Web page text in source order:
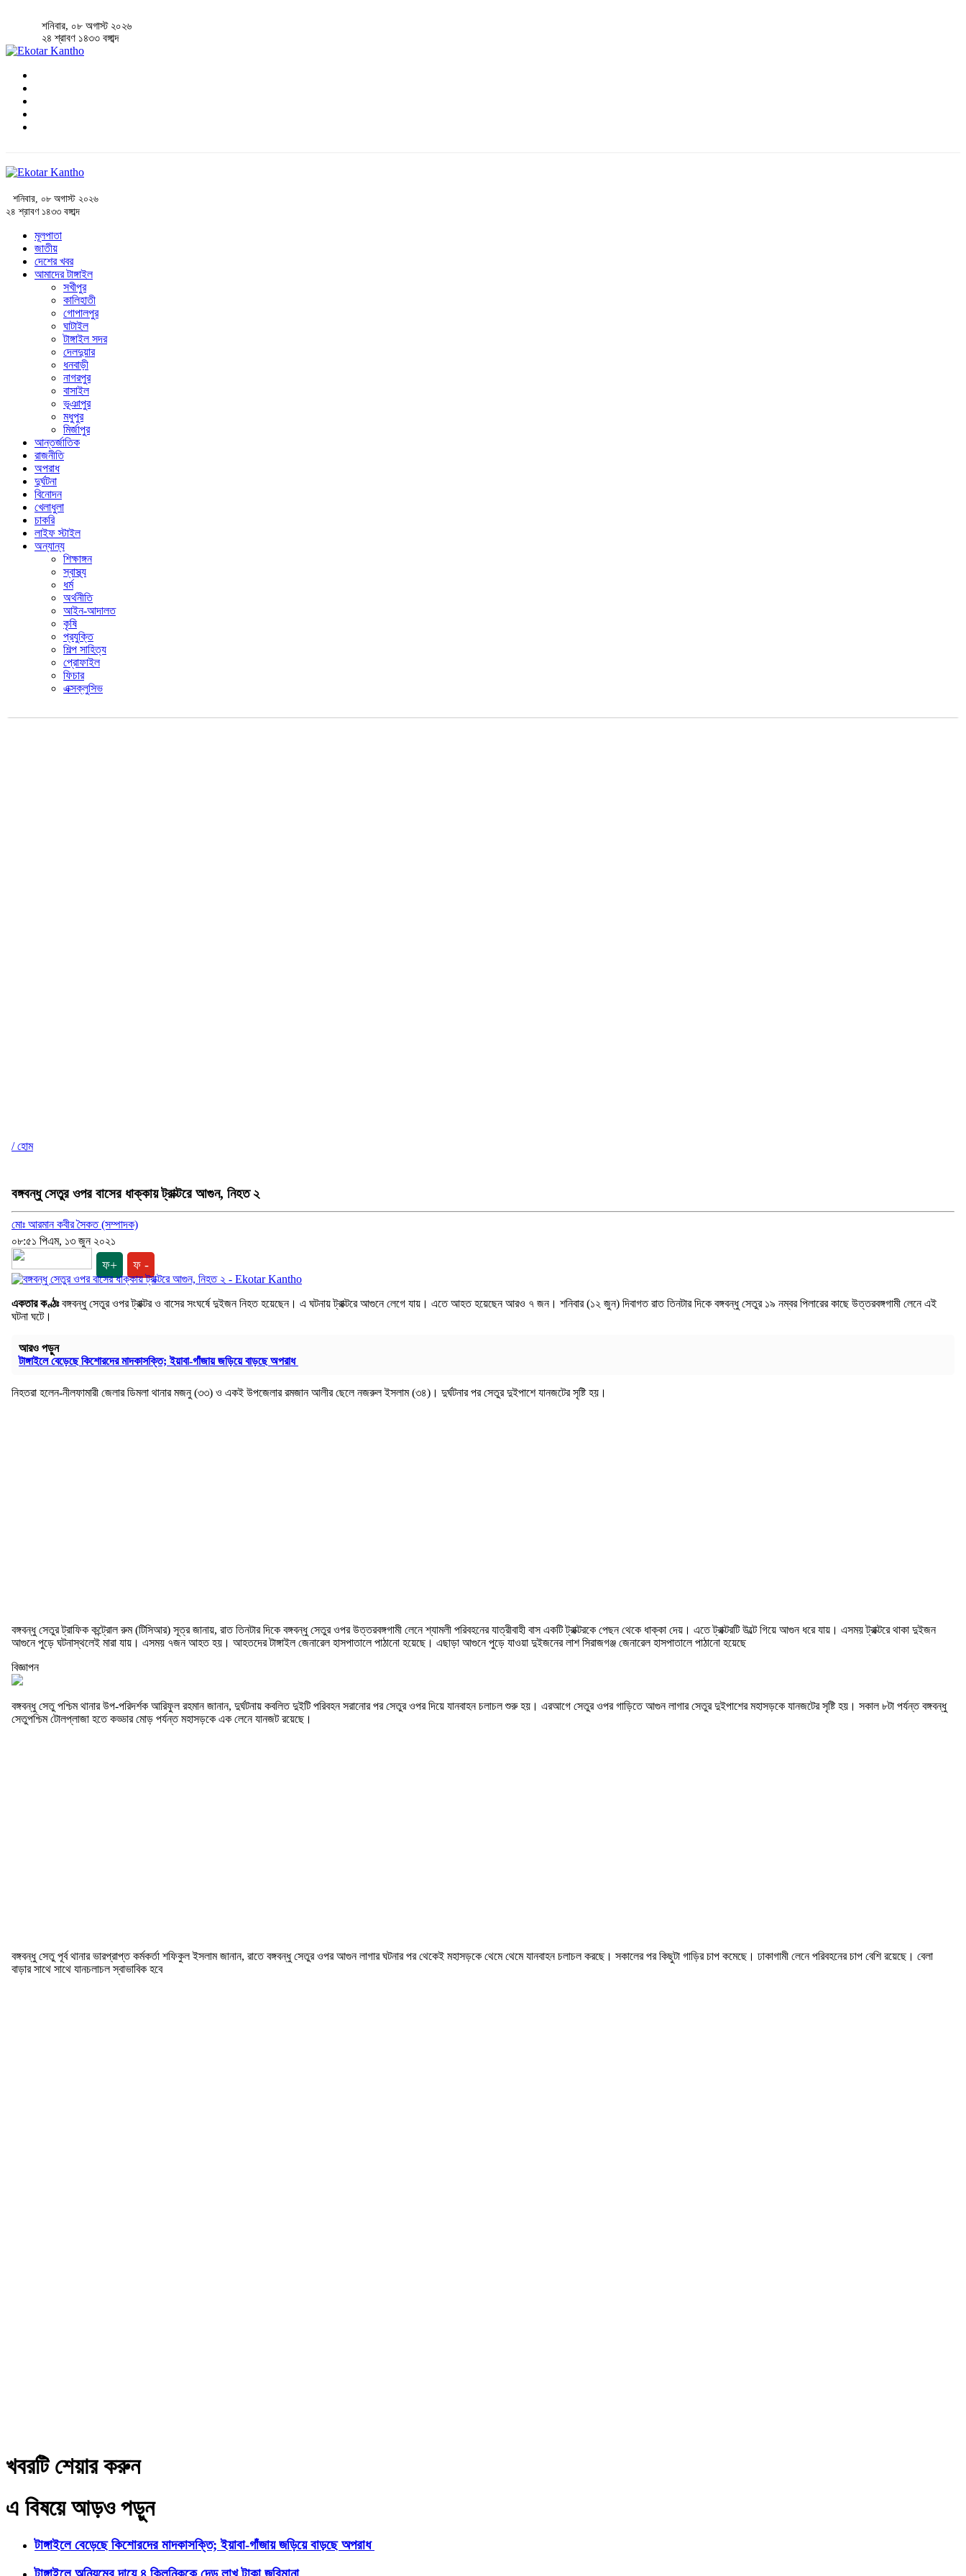
শনিবার, ০৮ অগাস্ট ২০২৬
২৪ শ্রাবণ ১৪৩৩ বঙ্গাব্দ
শনিবার, ০৮ অগাস্ট ২০২৬
২৪ শ্রাবণ ১৪৩৩ বঙ্গাব্দ
মূলপাতা
জাতীয়
দেশের খবর
আমাদের টাঙ্গাইল
সখীপুর
কালিহাতী
গোপালপুর
ঘাটাইল
টাঙ্গাইল সদর
দেলদুয়ার
ধনবাড়ী
নাগরপুর
বাসাইল
ভূঞাপুর
মধুপুর
মির্জাপুর
আন্তর্জাতিক
রাজনীতি
অপরাধ
দুর্ঘটনা
বিনোদন
খেলাধুলা
চাকরি
লাইফ স্টাইল
অন্যান্য
শিক্ষাঙ্গন
স্বাস্থ্য
ধর্ম
অর্থনীতি
আইন-আদালত
কৃষি
প্রযুক্তি
শিল্প সাহিত্য
প্রোফাইল
ফিচার
এক্সক্লুসিভ
/ হোম
বঙ্গবন্ধু সেতুর ওপর বাসের ধাক্কায় ট্রাক্টরে আগুন, নিহত ২
মোঃ আরমান কবীর সৈকত (সম্পাদক)
০৮:৫১ পিএম, ১৩ জুন ২০২১
ফ+ ফ -
একতার কণ্ঠঃবঙ্গবন্ধু সেতুর ওপর ট্রাক্টর ও বাসের সংঘর্ষে দুইজন নিহত হয়েছেন। এ ঘটনায় ট্রাক্টরে আগুনে লেগে যায়। এতে আহত হয়েছেন আরও ৭ জন। শনিবার (১২ জুন) দিবাগত রাত তিনটার দিকে বঙ্গবন্ধু সেতুর ১৯ নম্বর পিলারের কাছে উত্তরবঙ্গগামী লেনে এই
ঘটনা ঘটে।
আরও পড়ুন
টাঙ্গাইলে বেড়েছে কিশোরদের মাদকাসক্তি; ইয়াবা-গাঁজায় জড়িয়ে বাড়ছে অপরাধ
নিহতরা হলেন-নীলফামারী জেলার ডিমলা থানার মজনু (৩৩) ও একই উপজেলার রমজান আলীর ছেলে নজরুল ইসলাম (৩৪)। দুর্ঘটনার পর সেতুর দুইপাশে যানজটের সৃষ্টি হয়।
বঙ্গবন্ধু সেতুর ট্রাফিক কন্ট্রোল রুম (টিসিআর) সূত্র জানায়, রাত তিনটার দিকে বঙ্গবন্ধু সেতুর ওপর উত্তরবঙ্গগামী লেনে শ্যামলী পরিবহনের যাত্রীবাহী বাস একটি ট্রাক্টরকে পেছন থেকে ধাক্কা দেয়। এতে ট্রাক্টরটি উল্টে গিয়ে আগুন ধরে যায়। এসময় ট্রাক্টরে থাকা দুইজন
আগুনে পুড়ে ঘটনাস্থলেই মারা যায়। এসময় ৭জন আহত হয়। আহতদের টাঙ্গাইল জেনারেল হাসপাতালে পাঠানো হয়েছে। এছাড়া আগুনে পুড়ে যাওয়া দুইজনের লাশ সিরাজগঞ্জ জেনারেল হাসপাতালে পাঠানো হয়েছে
বিজ্ঞাপন
বঙ্গবন্ধু সেতু পশ্চিম থানার উপ-পরিদর্শক আরিফুল রহমান জানান, দুর্ঘটনায় কবলিত দুইটি পরিবহন সরানোর পর সেতুর ওপর দিয়ে যানবাহন চলাচল শুরু হয়। এরআগে সেতুর ওপর গাড়িতে আগুন লাগার সেতুর দুইপাশের মহাসড়কে যানজটের সৃষ্টি হয়। সকাল ৮টা পর্যন্ত বঙ্গবন্ধু
সেতুপশ্চিম টোলপ্লাজা হতে কড্ডার মোড় পর্যন্ত মহাসড়কে এক লেনে যানজট রয়েছে।
বঙ্গবন্ধু সেতু পূর্ব থানার ভারপ্রাপ্ত কর্মকর্তা শফিকুল ইসলাম জানান, রাতে বঙ্গবন্ধু সেতুর ওপর আগুন লাগার ঘটনার পর থেকেই মহাসড়কে থেমে থেমে যানবাহন চলাচল করছে। সকালের পর কিছুটা গাড়ির চাপ কমেছে। ঢাকাগামী লেনে পরিবহনের চাপ বেশি রয়েছে। বেলা
বাড়ার সাথে সাথে যানচলাচল স্বাভাবিক হবে
খবরটি শেয়ার করুন
এ বিষয়ে আড়ও পড়ুন
টাঙ্গাইলে বেড়েছে কিশোরদের মাদকাসক্তি; ইয়াবা-গাঁজায় জড়িয়ে বাড়ছে অপরাধ